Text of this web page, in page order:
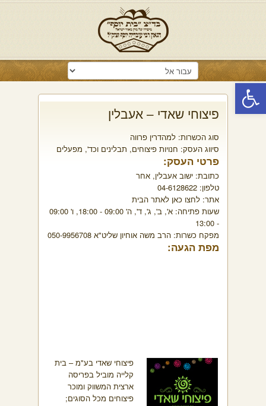
פתח סרגל נגישות
פיצוחי שאדי – אעבלין
סוג הכשרות: למהדרין פרווה
סיווג העסק: חנויות פיצוחים, תבלינים וכד', מפעלים
פרטי העסק:
כתובת: ישוב אעבלין, אחר
טלפון: 04-6128622
אתר: לחצו כאן לאתר הבית
שעות פתיחה:
א', ב', ג', ד', ה' 09:00 - 18:00, ו' 09:00
- 13:00
מפקח כשרות: הרב משה אוחיון שליט"א 050-9956708
מפת הגעה:
פיצוחי שאדי בע"מ – בית
קלייה מוביל בפריסה
ארצית המשווק ומוכר
פיצוחים מכל הסוגים;